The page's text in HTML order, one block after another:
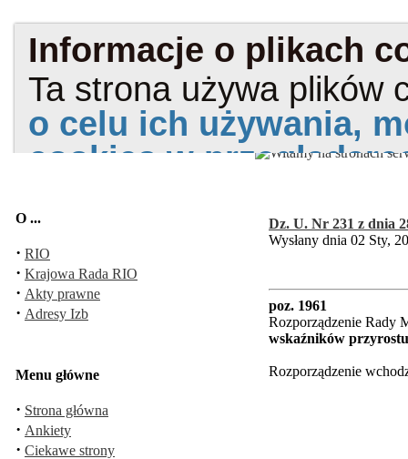
O ...
· RIO
· Krajowa Rada RIO
· Akty prawne
· Adresy Izb
Menu główne
· Strona główna
· Ankiety
· Ciekawe strony
Dz. U. Nr 231 z dnia
Wysłany dnia 02 Sty,
poz. 1961
Rozporządzenie Rady
wskaźników
Rozporządzenie